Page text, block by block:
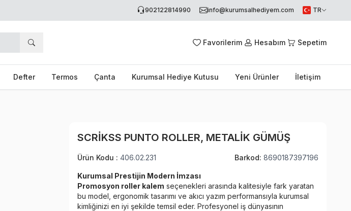
902122814990 info@kurumsalhediyem.com TR
Favorilerim Hesabım Sepetim
Defter Termos Çanta Kurumsal Hediye Kutusu Yeni Ürünler İletişim
SCRIKSS PUNTO ROLLER, METALIK GÜMÜŞ
Ürün Kodu : 406.02.231 Barkod: 8690187397196
Kurumsal Prestijin Modern İmzası
Promosyon roller kalem seçenekleri arasında kalitesiyle fark yaratan
bu model, ergonomik tasarımı ve akıcı yazım performansıyla kurumsal
kimliğinizi en iyi şekilde temsil eder. Profesyonel iş dünyasının